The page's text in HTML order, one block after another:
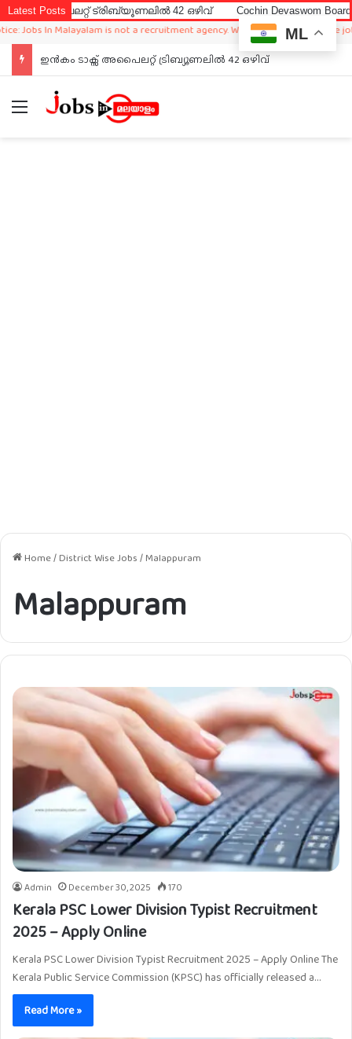
Latest Posts
ട്രിബ്യൂണലിൽ 42 ഒഴിവ് Cochin Devaswom Board LD Clerk
Malayalam is not a recruitment agency. We just sharing available job in
ഇൻകം ടാക്സ് അപൈലറ്റ് ട്രിബ്യൂണലിൽ 42 ഒഴിവ്
Menu
Home/ District Wise Jobs / Malappuram
Malappuram
Admin December 30, 2025 170
Kerala PSC Lower Division Typist Recruitment
2025 – Apply Online
Kerala PSC Lower Division Typist Recruitment 2025 – Apply Online The
Kerala Public Service Commission (KPSC) has officially released a…
Read More »
ML